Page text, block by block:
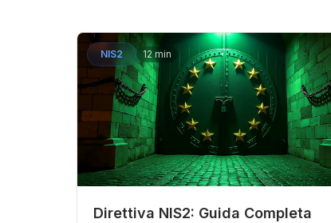
NIS2 12 min
Direttiva NIS2: Guida Completa